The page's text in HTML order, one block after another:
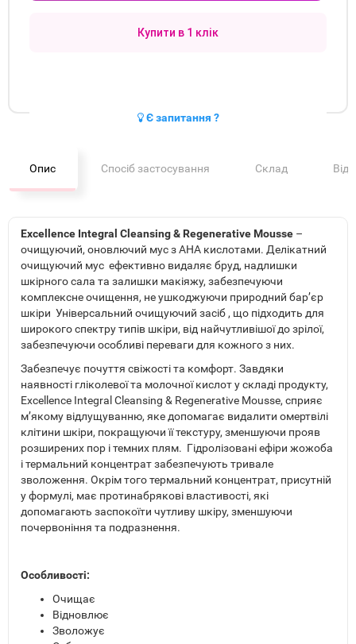
Купити в 1 клік
Є запитання ?
Опис Спосіб застосування Склад
Excellence Integral Cleansing & Regenerative Mousse –
очищуючий, оновлючий мус з AHA кислотами. Делікатний
очищуючий мус ефективно видаляє бруд, надлишки
шкірного сала та залишки макіяжу, забезпечуючи
комплексне очищення, не ушкоджуючи природний бар’єр
шкіри Універсальний очищуючий засіб , що підходить для
широкого спектру типів шкіри, від найчутливішої до зрілої,
забезпечуючи особливі переваги для кожного з них.
Забезпечує почуття свіжості та комфорт. Завдяки
наявності гліколевої та молочної кислот у складі продукту,
Excellence Integral Cleansing & Regenerative Mousse, сприяє
м’якому відлущуванню, яке допомагає видалити омертвілі
клітини шкіри, покращуючи її текстуру, зменшуючи прояв
розширених пор і темних плям. Гідролізовані ефіри жожоба
і термальний концентрат забезпечують тривале
зволоження. Окрім того термальний концентрат, присутній
у формулі, має протинабрякові властивості, які
допомагають заспокоїти чутливу шкіру, зменшуючи
почервоніння та подразнення.
Особливості:
Очищає
Відновлює
Зволожує